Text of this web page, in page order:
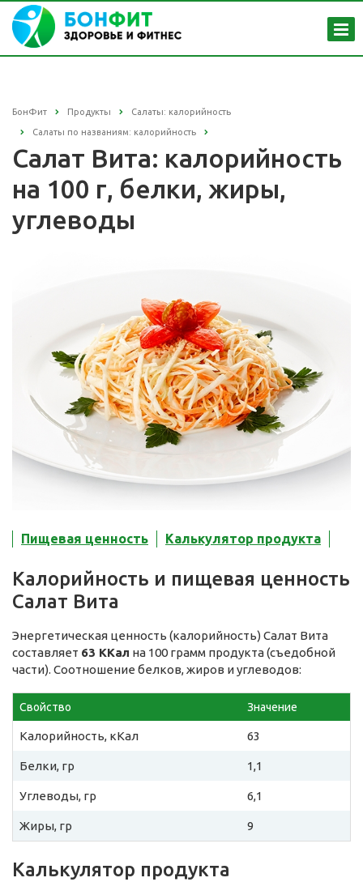
БонФит Продукты Салаты: калорийность
Салаты по названиям: калорийность
Салат Вита: калорийность
на 100 г, белки, жиры,
углеводы
Пищевая ценность Калькулятор продукта
Калорийность и пищевая ценность
Салат Вита
Энергетическая ценность (калорийность) Салат Вита
составляет 63 ККал на 100 грамм продукта (съедобной
части). Соотношение белков, жиров и углеводов:
Свойство Значение
Калорийность, кКал 63
Белки, гр 1,1
Углеводы, гр 6,1
Жиры, гр 9
Калькулятор продукта